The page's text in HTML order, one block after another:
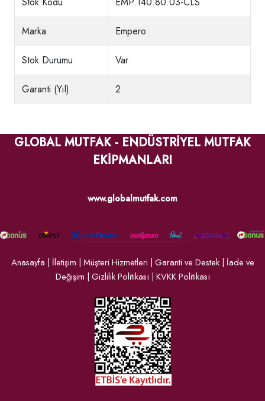
Marka Empero
Stok Durumu Var
Garanti (Yıl) 2
GLOBAL MUTFAK - ENDÜSTRİYEL MUTFAK
EKİPMANLARI
www.globalmutfak.com
Anasayfa | İletişim | Müşteri Hizmetleri | Garanti ve Destek| İade ve
Değişim | Gizlilik Politikası | KVKK Politikası